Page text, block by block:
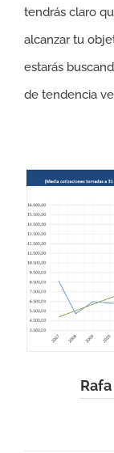
tendrás claro
alcanzar tu
estarás
de tendencia